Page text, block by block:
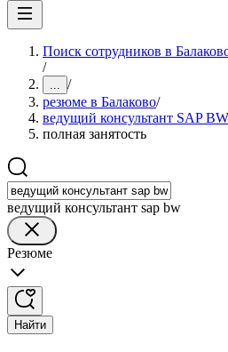
Поиск сотрудников в
/
... /
резюме в Балаково/
ведущий консультант SAP BW
полная занятость
ведущий консультант sap bw
Резюме
Найти